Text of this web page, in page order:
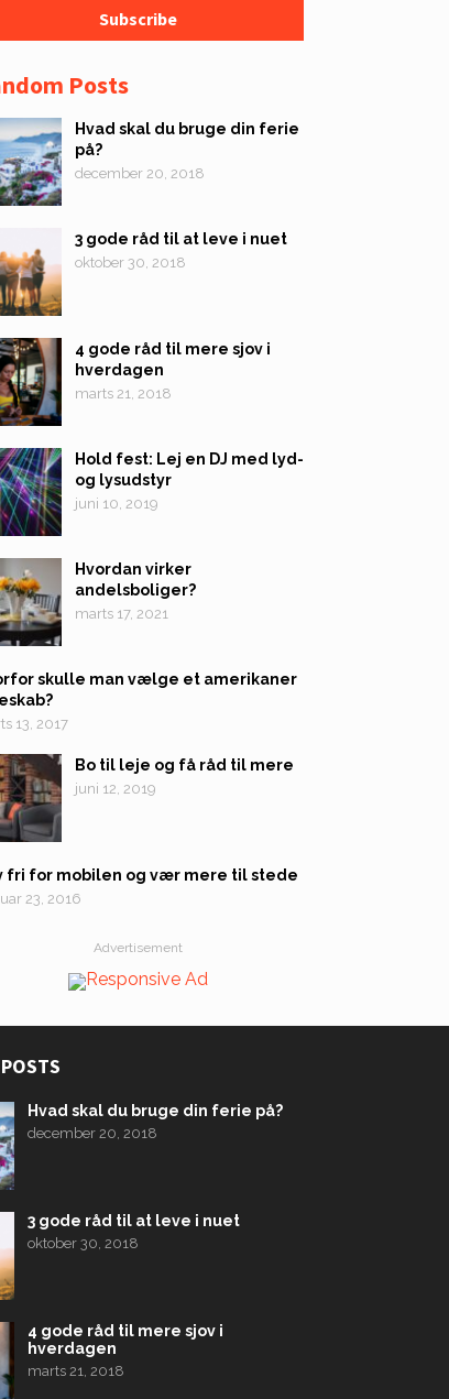
Posts
Hvad skal du bruge din ferie
på?
december 20, 2018
3 gode råd til at leve i nuet
oktober 30, 2018
4 gode råd til mere sjov i
hverdagen
marts 21, 2018
Hold fest: Lej en DJ med lyd-
og lysudstyr
juni 10, 2019
Hvordan virker
andelsboliger?
marts 17, 2021
skulle man vælge et amerikaner
13, 2017
Bo til leje og få råd til mere
juni 12, 2019
fri for mobilen og vær mere til stede
23, 2016
Advertisement
Hvad skal du bruge din ferie på?
december 20, 2018
3 gode råd til at leve i nuet
oktober 30, 2018
4 gode råd til mere sjov i
hverdagen
marts 21, 2018